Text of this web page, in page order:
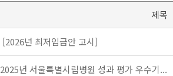
제목
[2026년 최저임금안 고시]
2025년 서울특별시립병원 성과 평가 우수기...